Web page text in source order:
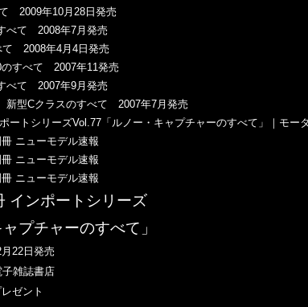
2009年10月28日発売
べて 2008年7月発売
2008年4月4日発売
すべて 2007年11発売
べて 2007年9月発売
型Cクラスのすべて 2007年7月発売
インポートシリーズ
プチャーのすべて」
22日発売